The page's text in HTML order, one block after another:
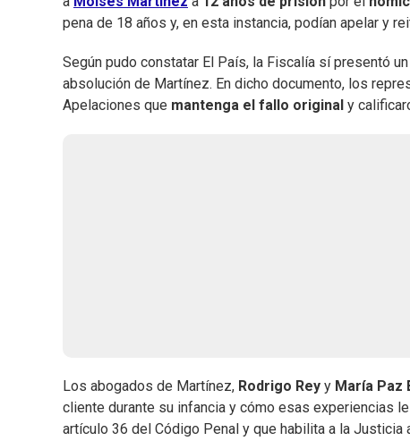
pena de 18 años y, en esta instancia, podían apelar y
Según pudo constatar El País, la Fiscalía sí presentó
absolución de Martínez. En dicho documento, los
Apelaciones que mantenga el fallo original y
Los abogados de Martínez, Rodrigo Rey y María Paz
cliente durante su infancia y cómo esas experiencias
artículo 36 del Código Penal y que habilita a la Justicia